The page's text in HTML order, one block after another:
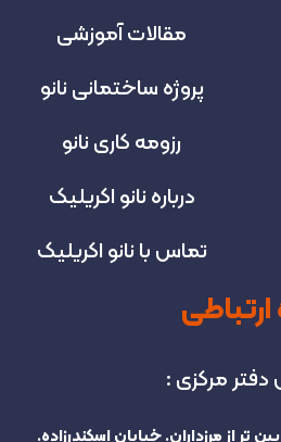
مقالات آموزشی
پروژه‌ ساختمانی نانو
رزومه کاری نانو
درباره نانو اکریلیک
تماس با نانو اکریلیک
ارتباطی
دفتر مرکزی :